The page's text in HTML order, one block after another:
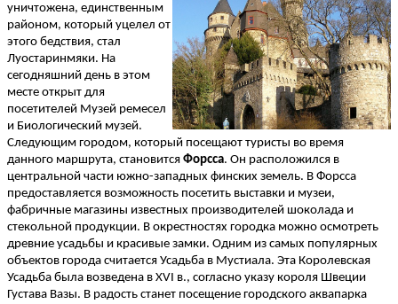
уничтожена, единственным
районом, который уцелел от
этого бедствия, стал
Луостаринмяки. На
сегодняшний день в этом
месте открыт для
посетителей Музей ремесел
и Биологический музей.
Следующим городом, который посещают туристы во время
данного маршрута, становится Форсса. Он расположился в
центральной части южно-западных финских земель. В Форсса
предоставляется возможность посетить выставки и музеи,
фабричные магазины известных производителей шоколада и
стекольной продукции. В окрестностях городка можно осмотреть
древние усадьбы и красивые замки. Одним из самых популярных
объектов города считается Усадьба в Мустиала. Эта Королевская
Усадьба была возведена в XVI в., согласно указу короля Швеции
Густава Вазы. В радость станет посещение городского аквапарка